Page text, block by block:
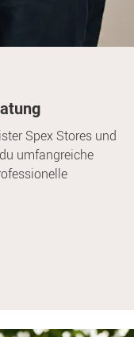
Spex Stores und
umfangreiche